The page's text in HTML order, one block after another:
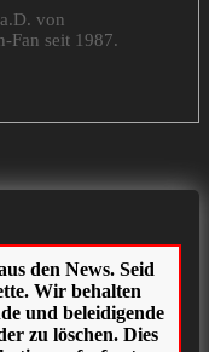
von
Fan seit 1987.